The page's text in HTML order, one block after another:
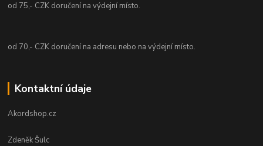
od 75,- CZK doručení na výdejní místo.
od 70,- CZK doručení na adresu nebo na výdejní místo.
Kontaktní údaje
Akordshop.cz
Zdeněk Šulc